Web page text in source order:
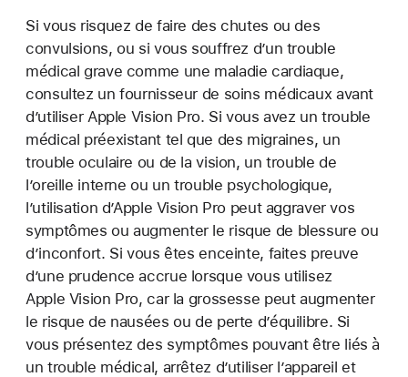
Si vous risquez de faire des chutes ou des
convulsions, ou si vous souffrez d’un trouble
médical grave comme une maladie cardiaque,
consultez un fournisseur de soins médicaux avant
d’utiliser Apple Vision Pro. Si vous avez un trouble
médical préexistant tel que des migraines, un
trouble oculaire ou de la vision, un trouble de
l’oreille interne ou un trouble psychologique,
l’utilisation d’Apple Vision Pro peut aggraver vos
symptômes ou augmenter le risque de blessure ou
d’inconfort. Si vous êtes enceinte, faites preuve
d’une prudence accrue lorsque vous utilisez
Apple Vision Pro, car la grossesse peut augmenter
le risque de nausées ou de perte d’équilibre. Si
vous présentez des symptômes pouvant être liés à
un trouble médical, arrêtez d’utiliser l’appareil et